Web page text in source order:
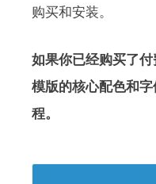
购买和安装。
如果你已经购买了
模版的核心配色和
程。